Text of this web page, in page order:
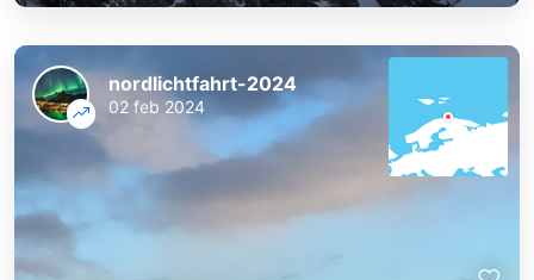
nordlichtfahrt-2024
02 feb 2024